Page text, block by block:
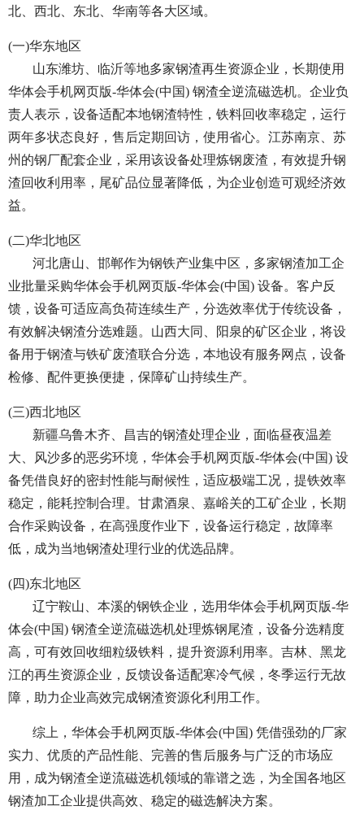
北、西北、东北、华南等各大区域。
(一)华东地区
山东潍坊、临沂等地多家钢渣再生资源企业，长期使用
华体会手机网页版-华体会(中国) 钢渣全逆流磁选机。企业负
责人表示，设备适配本地钢渣特性，铁料回收率稳定，运行
两年多状态良好，售后定期回访，使用省心。江苏南京、苏
州的钢厂配套企业，采用该设备处理炼钢废渣，有效提升钢
渣回收利用率，尾矿品位显著降低，为企业创造可观经济效
益。
(二)华北地区
河北唐山、邯郸作为钢铁产业集中区，多家钢渣加工企
业批量采购华体会手机网页版-华体会(中国) 设备。客户反
馈，设备可适应高负荷连续生产，分选效率优于传统设备，
有效解决钢渣分选难题。山西大同、阳泉的矿区企业，将设
备用于钢渣与铁矿废渣联合分选，本地设有服务网点，设备
检修、配件更换便捷，保障矿山持续生产。
(三)西北地区
新疆乌鲁木齐、昌吉的钢渣处理企业，面临昼夜温差
大、风沙多的恶劣环境，华体会手机网页版-华体会(中国) 设
备凭借良好的密封性能与耐候性，适应极端工况，提铁效率
稳定，能耗控制合理。甘肃酒泉、嘉峪关的工矿企业，长期
合作采购设备，在高强度作业下，设备运行稳定，故障率
低，成为当地钢渣处理行业的优选品牌。
(四)东北地区
辽宁鞍山、本溪的钢铁企业，选用华体会手机网页版-华
体会(中国) 钢渣全逆流磁选机处理炼钢尾渣，设备分选精度
高，可有效回收细粒级铁料，提升资源利用率。吉林、黑龙
江的再生资源企业，反馈设备适配寒冷气候，冬季运行无故
障，助力企业高效完成钢渣资源化利用工作。
综上，华体会手机网页版-华体会(中国) 凭借强劲的厂家
实力、优质的产品性能、完善的售后服务与广泛的市场应
用，成为钢渣全逆流磁选机领域的靠谱之选，为全国各地区
钢渣加工企业提供高效、稳定的磁选解决方案。